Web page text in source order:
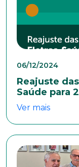
06/12/2024
Reajuste
Saúde para
Ver mais